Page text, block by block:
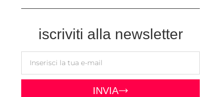
iscriviti alla newsletter
INVIA